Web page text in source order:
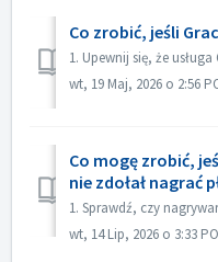
Co zrobić, jeśli
wt, 19 Maj, 2026 o 2:56
Co mogę zrobić,
nie zdołał nagrać
wt, 14 Lip, 2026 o 3:33